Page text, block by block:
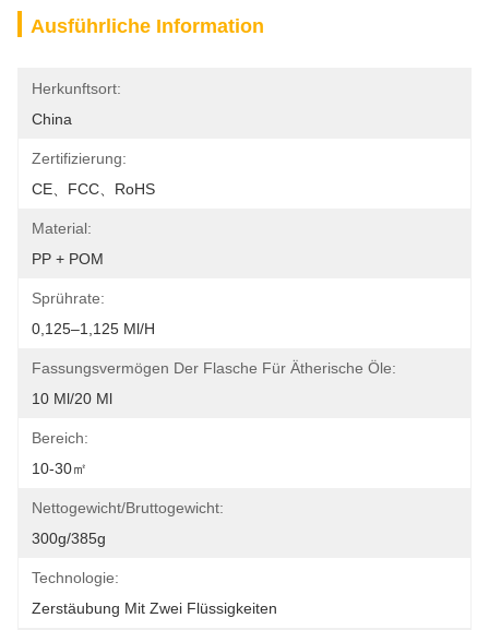
Ausführliche Information
Herkunftsort:
China
Zertifizierung:
CE、FCC、RoHS
Material:
PP + POM
Sprührate:
0,125–1,125 Ml/h
Fassungsvermögen Der Flasche Für Ätherische Öle:
10 Ml/20 Ml
Bereich:
10-30㎡
Nettogewicht/Bruttogewicht:
300g/385g
Technologie:
Zerstäubung Mit Zwei Flüssigkeiten